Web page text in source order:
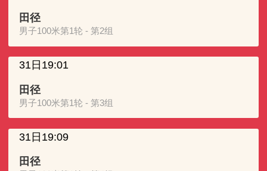
田径
男子100米第1轮 - 第2组
31日19:01
田径
男子100米第1轮 - 第3组
31日19:09
田径